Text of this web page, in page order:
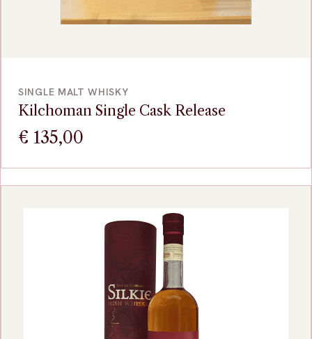
SINGLE MALT WHISKY
Kilchoman Single Cask Release
€ 135,00